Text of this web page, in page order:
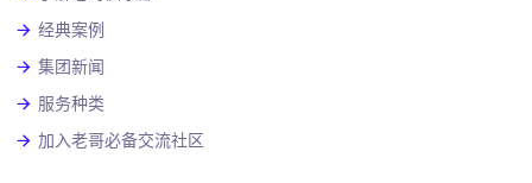
经典案例
集团新闻
服务种类
加入老哥必备交流社区